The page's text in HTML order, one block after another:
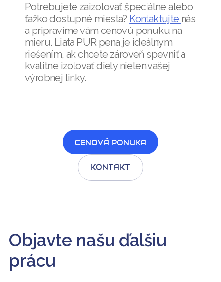
Potrebujete zaizolovať špeciálne alebo
ťažko dostupné miesta? Kontaktujte nás
a pripravíme vám cenovú ponuku na
mieru. Liata PUR pena je ideálnym
riešením, ak chcete zároveň spevniť a
kvalitne izolovať diely nielen vašej
výrobnej linky.
CENOVÁ PONUKA
KONTAKT
Objavte našu ďalšiu
prácu